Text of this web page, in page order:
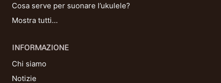
Cosa serve per suonare l’ukulele?
Mostra tutti…
INFORMAZIONE
Chi siamo
Notizie